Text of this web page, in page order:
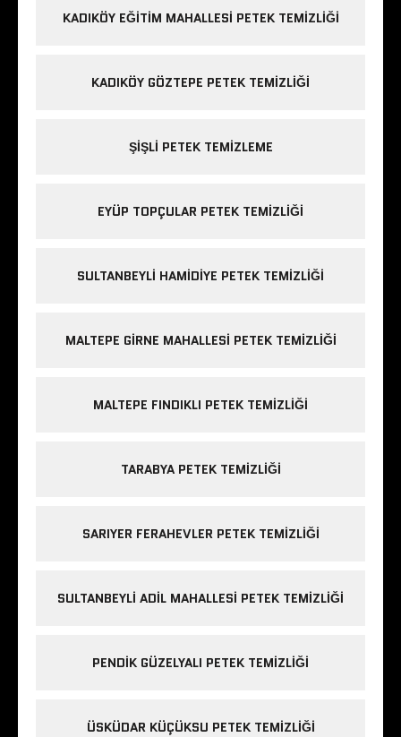
KADIKÖY EĞITIM MAHALLESI PETEK TEMIZLIĞI
KADIKÖY GÖZTEPE PETEK TEMIZLIĞI
ŞIŞLI PETEK TEMIZLEME
EYÜP TOPÇULAR PETEK TEMIZLIĞI
SULTANBEYLI HAMIDIYE PETEK TEMIZLIĞI
MALTEPE GIRNE MAHALLESI PETEK TEMIZLIĞI
MALTEPE FINDIKLI PETEK TEMIZLIĞI
TARABYA PETEK TEMIZLIĞI
SARIYER FERAHEVLER PETEK TEMIZLIĞI
SULTANBEYLI ADIL MAHALLESI PETEK TEMIZLIĞI
PENDIK GÜZELYALI PETEK TEMIZLIĞI
ÜSKÜDAR KÜÇÜKSU PETEK TEMIZLIĞI